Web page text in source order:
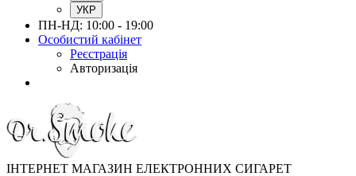
УКР
ПН-НД: 10:00 - 19:00
Особистий кабінет
Реєстрація
Авторизація
ІНТЕРНЕТ МАГАЗИН ЕЛЕКТРОННИХ СИГАРЕТ